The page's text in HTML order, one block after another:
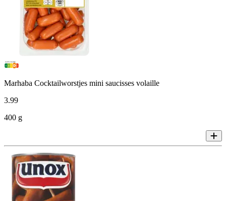
Marhaba Cocktailworstjes mini saucisses volaille
3.99
400 g